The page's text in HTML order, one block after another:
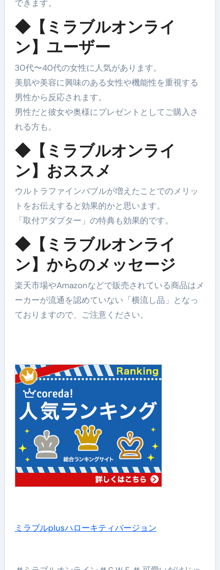
できます。
◆【ミラブルオンライ
ン】ユーザー
30代〜40代の女性に人気があります。
美肌や美容に興味のある女性や機能性を重視する
男性から反応されます。
男性だと彼女や奥様にプレゼントとしてご購入さ
れる方も。
◆【ミラブルオンライ
ン】おススメ
ウルトラファインバブルが増えたことでのメリッ
トをお伝えすると効果的かと思います。
「取付アダプター」の特典も効果的です。
◆【ミラブルオンライ
ン】からのメッセージ
楽天市場やAmazonなどで販売されている商品はメ
ーカーが流通を認めていない「横流し品」となっ
ておりますので、ご注意ください。
ミラブルplusハローキティバージョン